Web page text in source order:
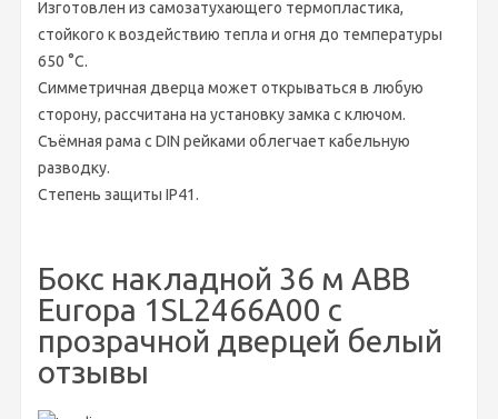
Изготовлен из самозатухающего термопластика,
стойкого к воздействию тепла и огня до температуры
650 °С.
Симметричная дверца может открываться в любую
сторону, рассчитана на установку замка с ключом.
Съёмная рама с DIN рейками облегчает кабельную
разводку.
Степень защиты IP41.
Бокс накладной 36 м ABB
Europa 1SL2466A00 с
прозрачной дверцей белый
отзывы